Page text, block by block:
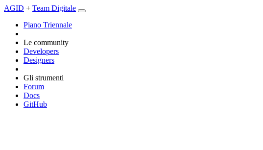
AGID + Team Digitale
Piano Triennale
Le community
Developers
Designers
Gli strumenti
Forum
Docs
GitHub